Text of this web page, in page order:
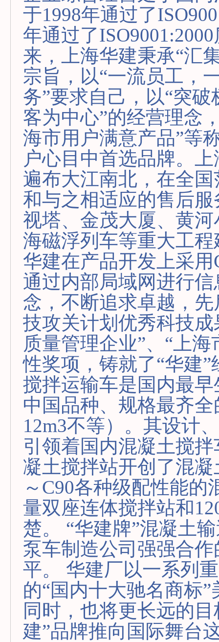
于1998年通过了
年通过了
来，上海华建秉承“汇
宗旨，以“一流员工，
务”要求自己，以“突
客为中心”的经营理念
海市用户满意产品”等
户心目中首选品牌。
遍布大江南北，在全
和与之相适应的售后
视塔、金茂大厦、黄
海磁浮列车等重大工
华建在产品开发上采
通过内部局域网进行
念，不断追求卓越，先
技攻关计划优秀科技成
质量管理企业”、“上
性奖项，铸就了“华建
搅拌运输车是国内最
中国品种、规格最齐
12m3不等）。其设计
引领着国内混凝土搅
凝土搅拌站开创了混
～C90各种级配性能
量双座连体搅拌站和
楚。 “华建牌”混凝土
泵车制造公司强强合
平。 华建厂以一系列
的“国内十大驰名商标
同时，也将更长远的
建”品牌推向国际舞台